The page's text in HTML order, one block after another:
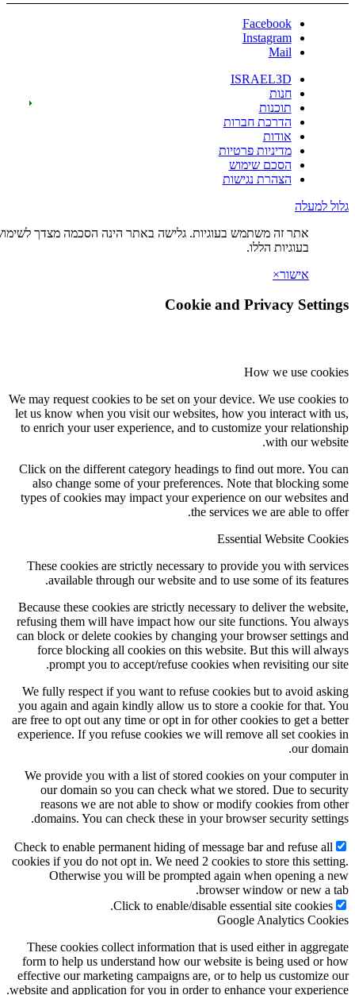
חברות
פרטיות
שימוש
נגישות
משתמש בעוגיות. גלישה באתר הינה הסכמה מצדך לשימוש
Cookie and
How
We may request cookies to be set on your device. We
let us know when you visit our websites, how you
to enrich your user experience, and to customize
Click on the different category headings to find out
also change some of your preferences. Note that
types of cookies may impact your experience on
the services we
Essential
These cookies are strictly necessary to provide
available through our website and to use some
Because these cookies are strictly necessary to
refusing them will have impact how our site
can block or delete cookies by changing your
force blocking all cookies on this website. But
prompt you to accept/refuse cookies when
We fully respect if you want to refuse cookies but
you again and again kindly allow us to store a
are free to opt out any time or opt in for other cookies
experience. If you refuse cookies we will remove all
We provide you with a list of stored cookies on
our domain so you can check what we stored.
reasons we are not able to show or modify
domains. You can check these in your browser
Check to enable permanent hiding of message bar
cookies if you do not opt in. We need 2 cookies to
Otherwise you will be prompted again when
browser
Click to enable/disable essential
Google
These cookies collect information that is used
form to help us understand how our website is
effective our marketing campaigns are, or to help us
website and application for you in order to enhance